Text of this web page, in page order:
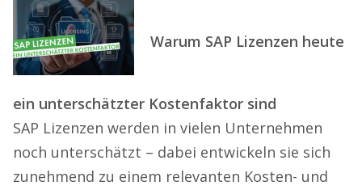
Warum SAP Lizenzen heute
ein unterschätzter Kostenfaktor sind
SAP Lizenzen werden in vielen Unternehmen
noch unterschätzt – dabei entwickeln sie sich
zunehmend zu einem relevanten Kosten- und